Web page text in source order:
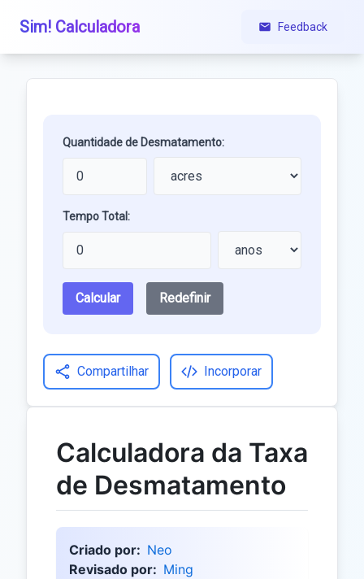
Sim! Calculadora Feedback
Quantidade de Desmatamento:
Tempo Total:
Calcular Redefinir
Compartilhar Incorporar
Calculadora da Taxa
de Desmatamento
Criado por: Neo
Revisado por: Ming